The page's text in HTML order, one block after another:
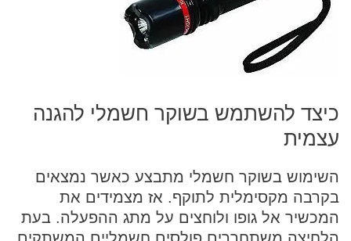
כיצד להשתמש בשוקר חשמלי להגנה
עצמית
השימוש בשוקר חשמלי מתבצע כאשר נמצאים
בקרבה מקסימלית לתוקף. אז מצמידים את
המכשיר אל גופו ולוחצים על מתג ההפעלה. בעת